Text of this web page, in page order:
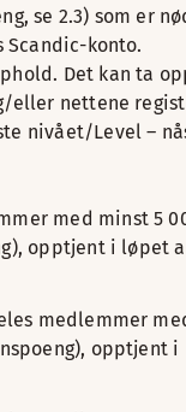
se 2.3) som er
konto.
Det kan ta
eller nettene
nivået/Level –
med minst 5
opptjent i løpet
medlemmer
opptjent